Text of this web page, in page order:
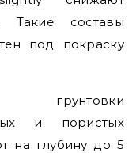
Такие составы
под покраску
грунтовки
и пористых
на глубину до 5